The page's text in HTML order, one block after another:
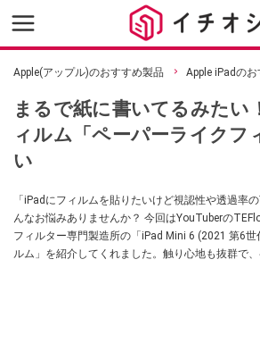
Apple(アップル)のおすすめ製品 Apple iPadの
まるで紙に書いてるみたい
ィルム「ペーパーライクフ
い
「iPadにフィルムを貼りたいけど視認性や透過率
んなお悩みありませんか？ 今回はYouTuberのTEFlog / てふログさんが、JP
フィルター専門製造所の「iPad Mini 6 (2021 第6世
ルム」を紹介してくれました。触り心地も抜群で
取るときもとても書きやすいおすすめのアイテム